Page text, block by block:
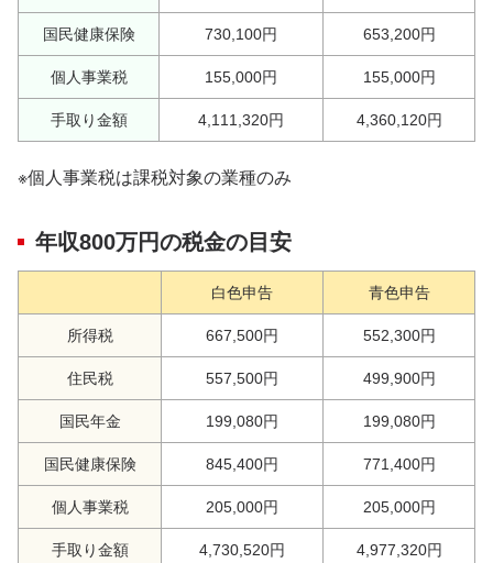
国民健康保険 730,100円 653,200円
個人事業税 155,000円 155,000円
手取り金額 4,111,320円 4,360,120円
※個人事業税は課税対象の業種のみ
年収800万円の税金の目安
白色申告 青色申告
所得税 667,500円 552,300円
住民税 557,500円 499,900円
国民年金 199,080円 199,080円
国民健康保険 845,400円 771,400円
個人事業税 205,000円 205,000円
手取り金額 4,730,520円 4,977,320円